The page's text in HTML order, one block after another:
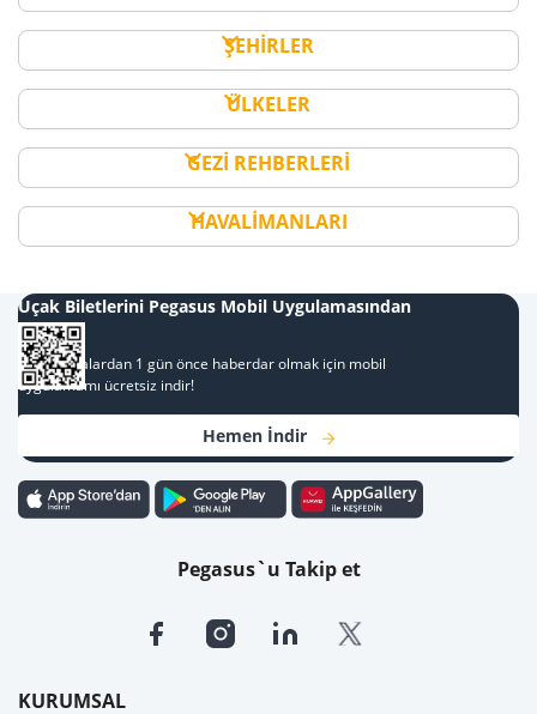
ŞEHİRLER
ÜLKELER
GEZİ REHBERLERİ
HAVALİMANLARI
KURUMSAL
Uçak Biletlerini Pegasus Mobil Uygulamasından
Al
Kampanyalardan 1 gün önce haberdar olmak için mobil
uygulamamı ücretsiz indir!
Hemen İndir
Pegasus`u Takip et